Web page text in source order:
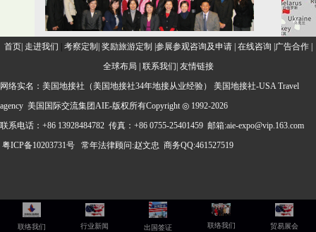
首页| 走进我们 | 考察定制| 奖励旅游定制 |参展参观咨询及申请| 在线咨询 |广告合作|
全球布局 |联系我们| 友情链接
网络实名：美国地接社 （美国地接社34年地接从业经验） 美国地接社-USA Travel
agency 美国国际交流集团AIE-版权所有Copyright ◎ 1992-2026
联系电话：+86 13928484782 传真：+86 0755-25401459 邮箱:aie-expo@vip.163.com
粤ICP备10203731号 常年法律顾问:赵文忠 商务QQ:461527519
联络我们 行业新闻 出国签证 联络我们 贸易展会